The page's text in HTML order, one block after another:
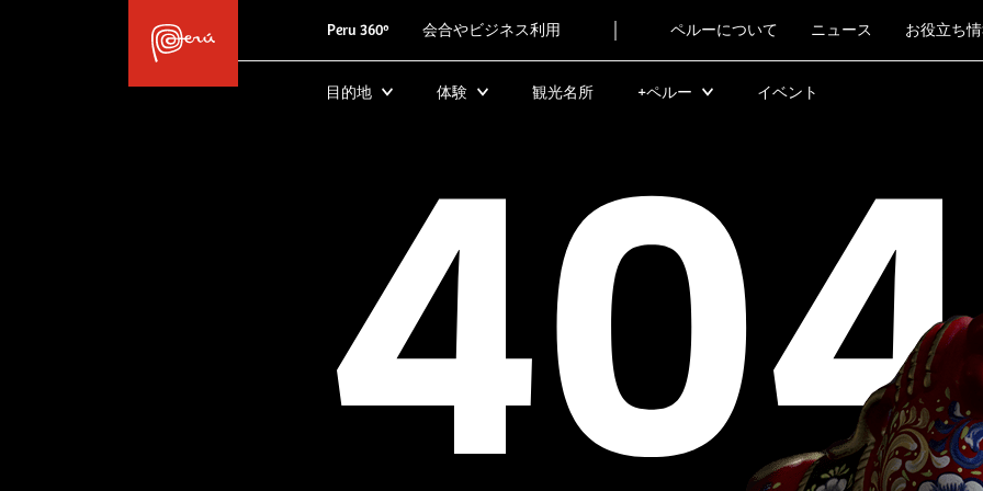
Peru 360º 会合やビジネス利用 | ペルーについて ニュース お役立ち
目的地 体験 観光名所 +ペルー イベント
404